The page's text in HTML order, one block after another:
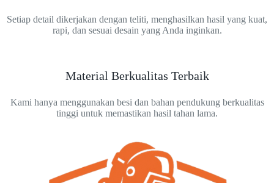
Setiap detail dikerjakan dengan teliti, menghasilkan hasil yang kuat,
rapi, dan sesuai desain yang Anda inginkan.
Material Berkualitas Terbaik
Kami hanya menggunakan besi dan bahan pendukung berkualitas
tinggi untuk memastikan hasil tahan lama.